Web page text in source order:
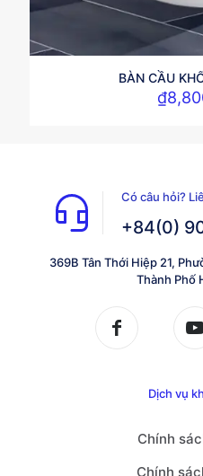
BÀN CẦU
₫
Có câu hỏi?
+84(0)
369B Tân Thới Hiệp 21,
Thành Phố
Dịch vụ
Chính
Chính